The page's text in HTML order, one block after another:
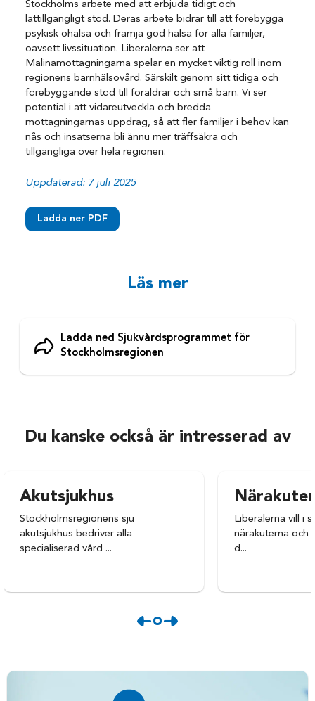
Stockholms arbete med att erbjuda tidigt och
lättillgängligt stöd. Deras arbete bidrar till att förebygga
psykisk ohälsa och främja god hälsa för alla familjer,
oavsett livssituation. Liberalerna ser att
Malinamottagningarna spelar en mycket viktig roll inom
regionens barnhälsovård. Särskilt genom sitt tidiga och
förebyggande stöd till föräldrar och små barn. Vi ser
potential i att vidareutveckla och bredda
mottagningarnas uppdrag, så att fler familjer i behov kan
nås och insatserna bli ännu mer träffsäkra och
tillgängliga över hela regionen.
Uppdaterad: 7 juli 2025
Ladda ner PDF
Läs mer
Ladda ned Sjukvårdsprogrammet för
Stockholmsregionen
Du kanske också är intresserad av
Akutsjukhus
Stockholmsregionens sju
akutsjukhus bedriver alla
specialiserad vård ...
Närakuter
Liberalerna vill i
närakuterna och
d...